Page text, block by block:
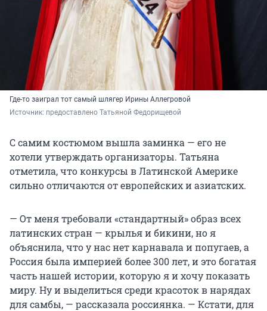
Где-то заиграл тот самый шлягер Ирины Аллегровой
Источник: предоставлено Татьяной Федорищевой
С самим костюмом вышла заминка — его не
хотели утверждать организаторы. Татьяна
отметила, что конкурсы в Латинской Америке
сильно отличаются от европейских и азиатских.
— От меня требовали «стандартный» образ всех
латинских стран — крылья и бикини, но я
объяснила, что у нас нет карнавала и попугаев, а
Россия была империей более 300 лет, и это богатая
часть нашей истории, которую я и хочу показать
миру. Ну и выделиться среди красоток в нарядах
для самбы, — рассказала россиянка. — Кстати, для